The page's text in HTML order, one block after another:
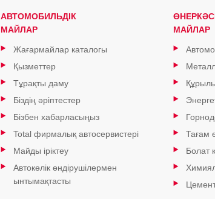
АВТОМОБИЛЬДІК
МАЙЛАР
Жағармайлар каталогы
Қызметтер
Тұрақты даму
Біздің әріптестер
Бізбен хабарласыңыз
Total фирмалық автосервистері
Майды іріктеу
Автокөлік өндірушілермен
ынтымақтасты
МАЙЛАР
Тағам
Болат
Цемент